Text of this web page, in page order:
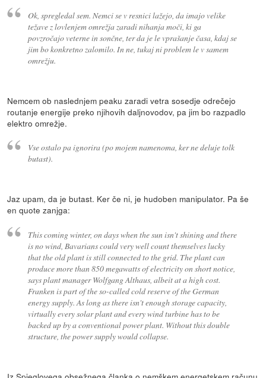
Ok, spregledal sem. Nemci se v resnici lažejo, da imajo velike
težave z lovlenjem omrežja zaradi nihanja moči, ki ga
povzročajo veterne in sončne, ter da je le vprašanje časa, kdaj se
jim bo konkretno zalomilo. In ne, tukaj ni problem le v samem
omrežju.
Nemcem ob naslednjem peaku zaradi vetra sosedje odrečejo
routanje energije preko njihovih daljnovodov, pa jim bo razpadlo
elektro omrežje.
Vse ostalo pa ignorira (po mojem namenoma, ker ne deluje tolk
butast).
Jaz upam, da je butast. Ker če ni, je hudoben manipulator. Pa še
en quote zanjga:
This coming winter, on days when the sun isn't shining and there
is no wind, Bavarians could very well count themselves lucky
that the old plant is still connected to the grid. The plant can
produce more than 850 megawatts of electricity on short notice,
says plant manager Wolfgang Althaus, albeit at a high cost.
Franken is part of the so-called cold reserve of the German
energy supply. As long as there isn't enough storage capacity,
virtually every solar plant and every wind turbine has to be
backed up by a conventional power plant. Without this double
structure, the power supply would collapse.